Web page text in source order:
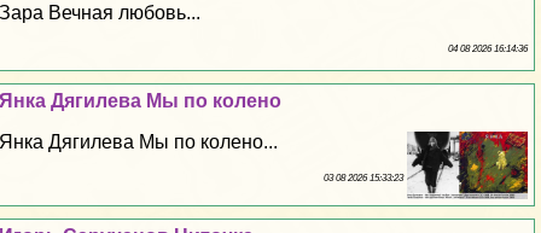
Зара Вечная любовь...
04 08 2026 16:14:36
Янка Дягилева Мы по колено
Янка Дягилева Мы по колено...
03 08 2026 15:33:23